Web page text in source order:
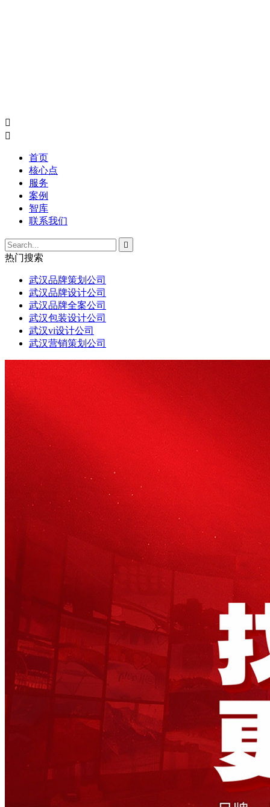


首页
核心点
服务
案例
智库
联系我们

热门搜索
武汉品牌策划公司
武汉品牌设计公司
武汉品牌全案公司
武汉包装设计公司
武汉vi设计公司
武汉营销策划公司